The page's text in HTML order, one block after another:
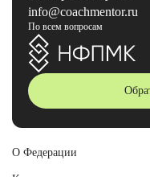
info@coachmentor.ru
По всем вопросам
О Федерации